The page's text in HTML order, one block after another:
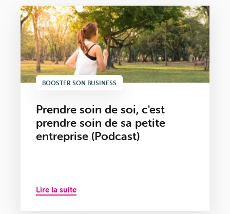
BOOSTER SON BUSINESS
Prendre soin de soi, c'est
prendre soin de sa petite
entreprise (Podcast)
Lire la suite